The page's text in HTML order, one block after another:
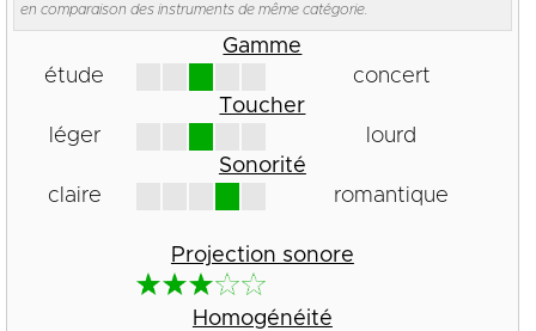
en comparaison des instruments de même catégorie.
Gamme
étude
concert
Toucher
léger
lourd
Sonorité
claire
romantique
Projection sonore
Homogénéité